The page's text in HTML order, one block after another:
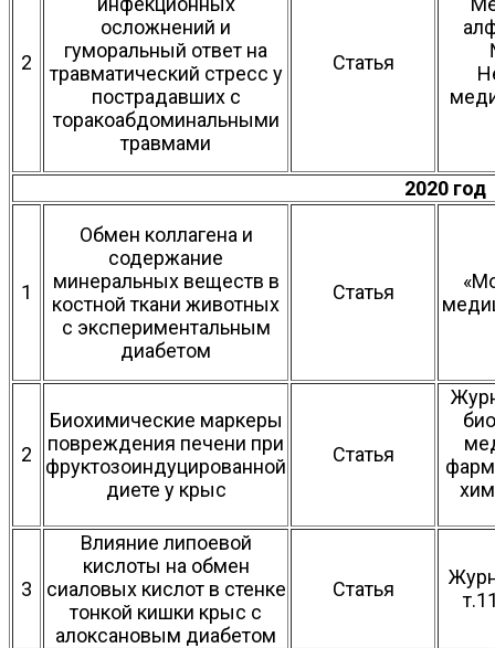
2
осложнений и
гуморальный ответ на
травматический стресс у
пострадавших с
торакоабдоминальными
травмами
Статья
2020 год
1
Обмен коллагена и
содержание
минеральных веществ в
костной ткани животных
с экспериментальным
диабетом
Статья
2
Биохимические маркеры
повреждения печени при
фруктозоиндуцированной
диете у крыс
Статья
3
Влияние липоевой
кислоты на обмен
сиаловых кислот в стенке
тонкой кишки крыс с
алоксановым диабетом
Статья